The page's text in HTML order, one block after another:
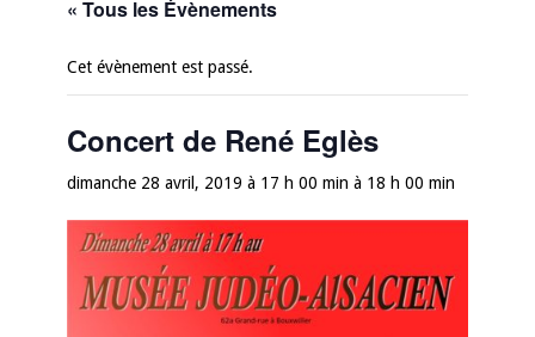
« Tous les Évènements
Cet évènement est passé.
Concert de René Eglès
dimanche 28 avril, 2019 à 17 h 00 min à 18 h 00 min